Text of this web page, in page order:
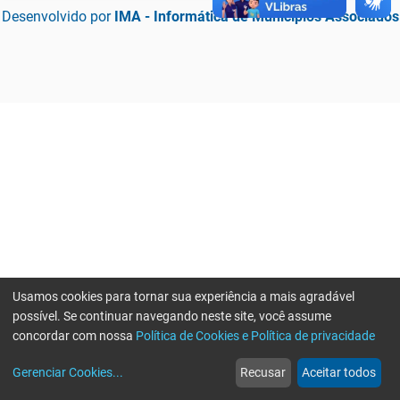
Desenvolvido por IMA - Informática de Municípios Associados
web
Notícias
more_horiz
Mais
Usamos cookies para tornar sua experiência a mais agradável
possível. Se continuar navegando neste site, você assume
concordar com nossa Política de Cookies e Política de privacidade
Gerenciar Cookies... Recusar Aceitar todos
Erro ao enviar informações, por favor tente novamente